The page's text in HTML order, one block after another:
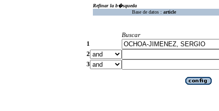
Refinar la b�squeda
Base de datos : article
Buscar
1
2
3